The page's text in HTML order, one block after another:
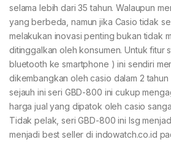
selama lebih dari 35 tahun. Walaupun
yang berbeda, namun jika Casio tidak
melakukan inovasi penting bukan tidak
ditinggalkan oleh konsumen. Untuk fitur
bluetooth ke smartphone ) ini sendiri
dikembangkan oleh casio dalam 2 tahun
sejauh ini seri GBD-800 ini cukup
harga jual yang dipatok oleh casio
Tidak pelak, seri GBD-800 ini lsg
menjadi best seller di indowatch.co.id